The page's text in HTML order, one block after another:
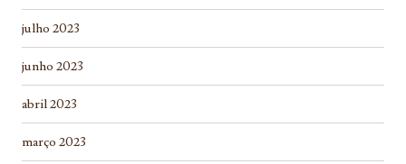
julho 2023
junho 2023
abril 2023
março 2023